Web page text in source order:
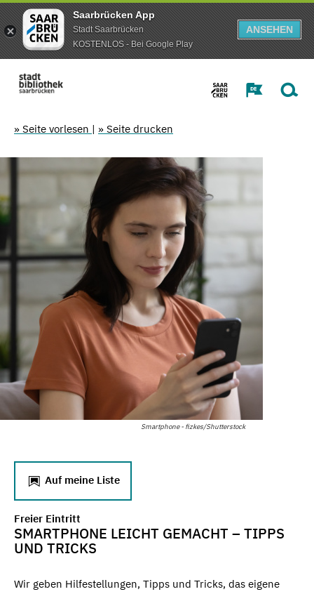
Saarbrücken App
Stadt Saarbrücken
KOSTENLOS - Bei Google Play
ANSEHEN
» Seite vorlesen | » Seite drucken
Smartphone - fizkes/Shutterstock
Auf meine Liste
Freier Eintritt
SMARTPHONE LEICHT GEMACHT – TIPPS
UND TRICKS
Wir geben Hilfestellungen, Tipps und Tricks, das eigene